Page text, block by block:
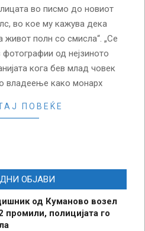
во писмо до новиот
во кое му кажува дека
живот полн со смисла“. „Се
од нејзиното
кога бев млад човек
владеење како монарх
ПОВЕЌЕ
ОБЈАВИ
од Куманово возел
промили, полицијата го